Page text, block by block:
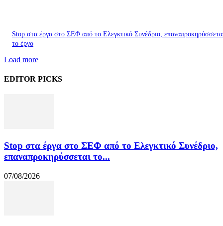
Stop στα έργα στο ΣΕΦ από το Ελεγκτικό Συνέδριο,
το έργο
Load more
EDITOR PICKS
Stop στα έργα στο ΣΕΦ από το Ελεγκτικό Συνέδριο,
επαναπροκηρύσσεται το...
07/08/2026